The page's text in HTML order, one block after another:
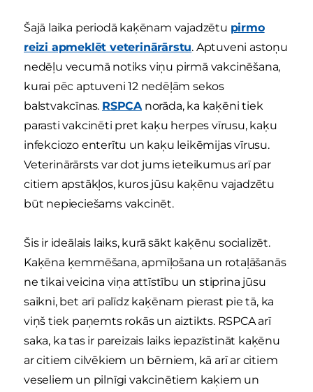
Šajā laika periodā kaķēnam vajadzētu pirmo
reizi apmeklēt veterinārārstu. Aptuveni astoņu
nedēļu vecumā notiks viņu pirmā vakcinēšana,
kurai pēc aptuveni 12 nedēļām sekos
balstvakcīnas. RSPCAnorāda, ka kaķēni tiek
parasti vakcinēti pret kaķu herpes vīrusu, kaķu
infekciozo enterītu un kaķu leikēmijas vīrusu.
Veterinārārsts var dot jums ieteikumus arī par
citiem apstākļos, kuros jūsu kaķēnu vajadzētu
būt nepieciešams vakcinēt.
Šis ir ideālais laiks, kurā sākt kaķēnu socializēt.
Kaķēna ķemmēšana, apmīļošana un rotaļāšanās
ne tikai veicina viņa attīstību un stiprina jūsu
saikni, bet arī palīdz kaķēnam pierast pie tā, ka
viņš tiek paņemts rokās un aiztikts. RSPCA arī
saka, ka tas ir pareizais laiks iepazīstināt kaķēnu
ar citiem cilvēkiem un bērniem, kā arī ar citiem
veseliem un pilnīgi vakcinētiem kaķiem un